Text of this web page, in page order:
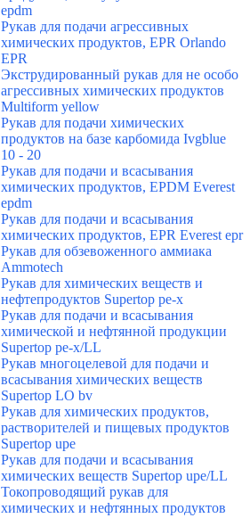
epdm
Рукав для подачи агрессивных
химических продуктов, EPR Orlando
EPR
Экструдированный рукав для не особо
агрессивных химических продуктов
Multiform yellow
Рукав для подачи химических
продуктов на базе карбомида Ivgblue
10 - 20
Рукав для подачи и всасывания
химических продуктов, EPDM Everest
epdm
Рукав для подачи и всасывания
химических продуктов, EPR Everest epr
Рукав для обзевоженного аммиака
Ammotech
Рукав для химических веществ и
нефтепродуктов Supertop pe-x
Рукав для подачи и всасывания
химической и нефтянной продукции
Supertop pe-x/LL
Рукав многоцелевой для подачи и
всасывания химических веществ
Supertop LO bv
Рукав для химических продуктов,
растворителей и пищевых продуктов
Supertop upe
Рукав для подачи и всасывания
химических веществ Supertop upe/LL
Токопроводящий рукав для
химических и нефтянных продуктов